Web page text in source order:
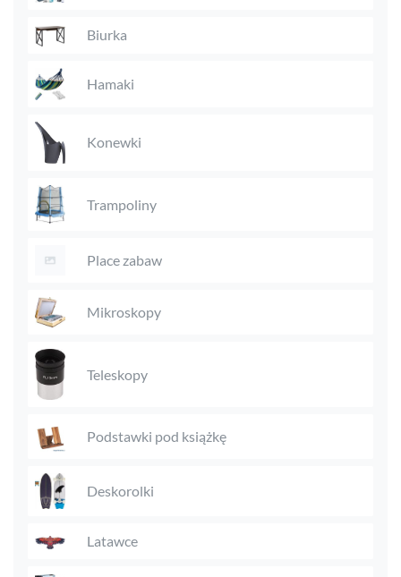
Biurka
Hamaki
Konewki
Trampoliny
Place zabaw
Mikroskopy
Teleskopy
Podstawki pod książkę
Deskorolki
Latawce